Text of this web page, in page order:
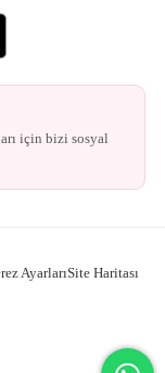
için bizi sosyal
AyarlarıSite Haritası